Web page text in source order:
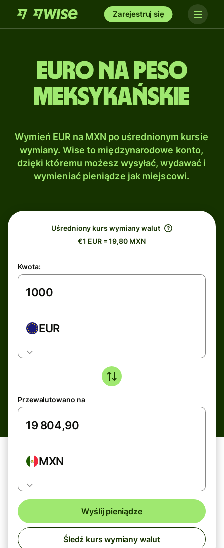
Zarejestruj się
Euro na Peso
meksykańskie
Wymień EUR na MXN po uśrednionym kursie
wymiany. Wise to międzynarodowe konto,
dzięki któremu możesz wysyłać, wydawać i
wymieniać pieniądze jak miejscowi.
Uśredniony kurs wymiany walut
€1 EUR = 19,80 MXN
Kwota:
EUR
Przewalutowano na
MXN
Wyślij pieniądze
Śledź kurs wymiany walut